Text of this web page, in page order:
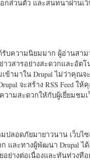
ส่วนตัว และสนทนาผ่านเว็
ด้รับความนิยมมาก ผู้อ่านสา
าวสารอย่างสะดวกและอัต
ข้ามาใน Drupal ไม่ว่าคุณจ
จะสร้าง RSS Feed ให้
วามสะดวกใหักับผู้เยี่ยมชม
ปลอดภัยมายาวนาน เว็บไ
และทางผู้พัฒนา Drupal ไ
ย่างต่อเนื่องและทันท่วงทีอ